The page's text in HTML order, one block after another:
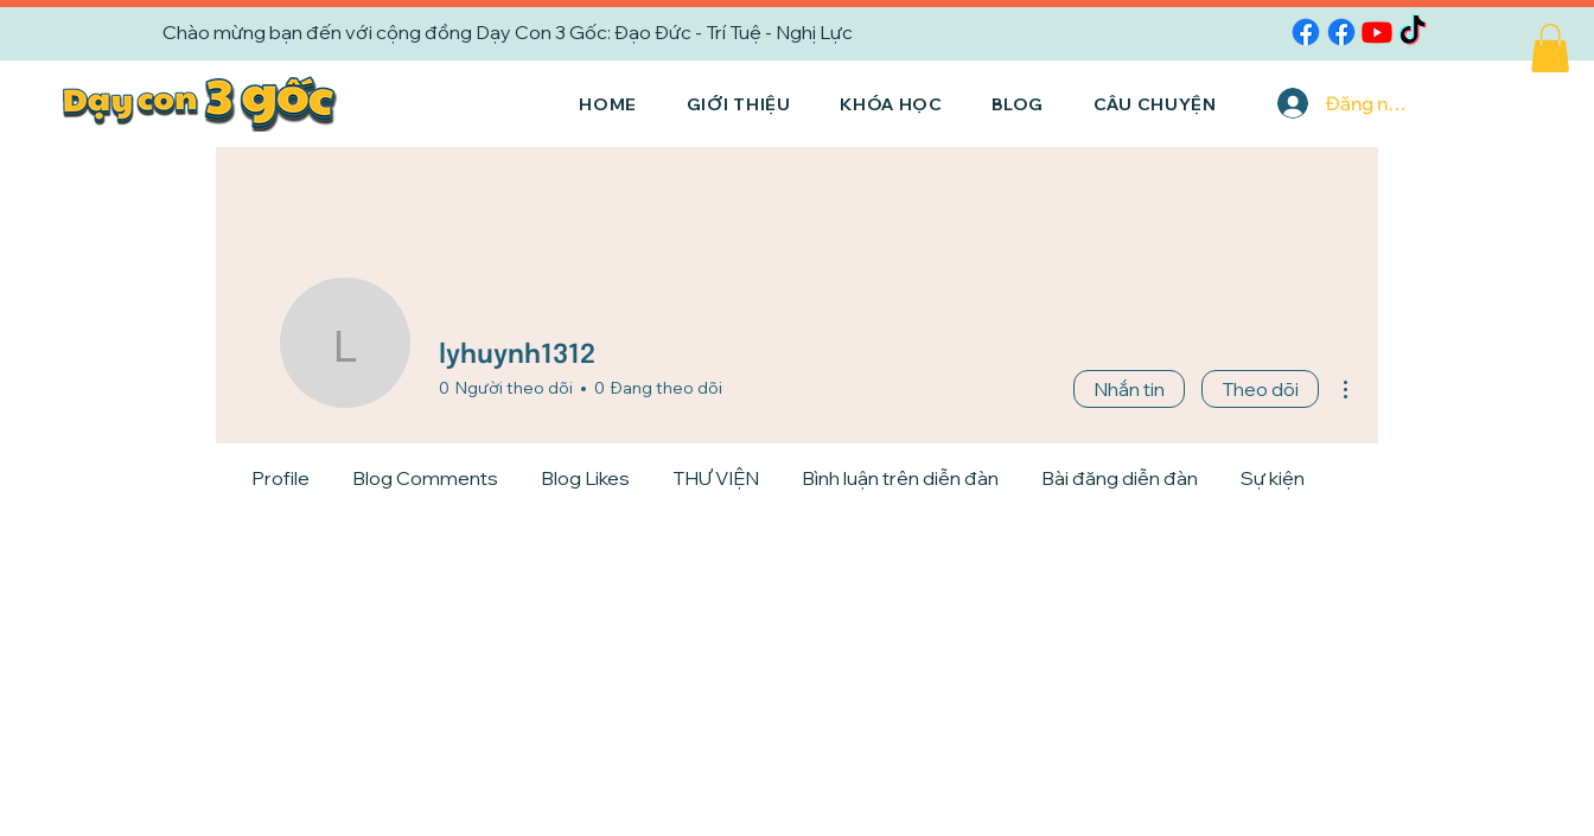
Chào mừng bạn đến với cộng đồng Dạy Con 3 Gốc: Đạo Đức - Trí Tuệ - Nghị Lực
HOME GIỚI THIỆU KHÓA HỌC BLOG CÂU CHUYỆN Đăng nhập
lyhuynh1312
lyhuynh1312
0 Người theo dõi 0 Đang theo dõi Nhắn tin Theo dõi
Profile Blog Comments Blog Likes THƯ VIỆN Bình luận trên diễn đàn Bài đăng diễn đàn Sự kiện